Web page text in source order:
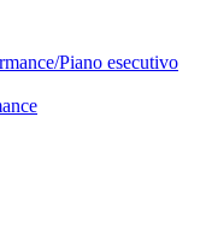
Piano esecutivo